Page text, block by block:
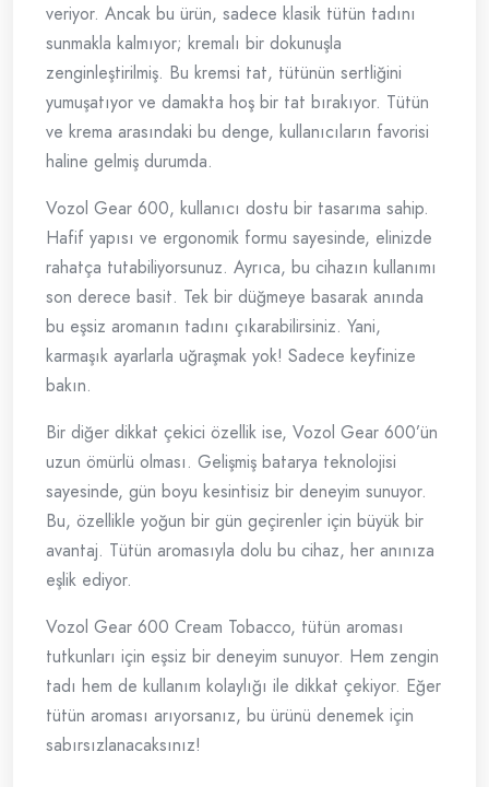
veriyor. Ancak bu ürün, sadece klasik tütün tadını
sunmakla kalmıyor; kremalı bir dokunuşla
zenginleştirilmiş. Bu kremsi tat, tütünün sertliğini
yumuşatıyor ve damakta hoş bir tat bırakıyor. Tütün
ve krema arasındaki bu denge, kullanıcıların favorisi
haline gelmiş durumda.
Vozol Gear 600, kullanıcı dostu bir tasarıma sahip.
Hafif yapısı ve ergonomik formu sayesinde, elinizde
rahatça tutabiliyorsunuz. Ayrıca, bu cihazın kullanımı
son derece basit. Tek bir düğmeye basarak anında
bu eşsiz aromanın tadını çıkarabilirsiniz. Yani,
karmaşık ayarlarla uğraşmak yok! Sadece keyfinize
bakın.
Bir diğer dikkat çekici özellik ise, Vozol Gear 600’ün
uzun ömürlü olması. Gelişmiş batarya teknolojisi
sayesinde, gün boyu kesintisiz bir deneyim sunuyor.
Bu, özellikle yoğun bir gün geçirenler için büyük bir
avantaj. Tütün aromasıyla dolu bu cihaz, her anınıza
eşlik ediyor.
Vozol Gear 600 Cream Tobacco, tütün aroması
tutkunları için eşsiz bir deneyim sunuyor. Hem zengin
tadı hem de kullanım kolaylığı ile dikkat çekiyor. Eğer
tütün aroması arıyorsanız, bu ürünü denemek için
sabırsızlanacaksınız!